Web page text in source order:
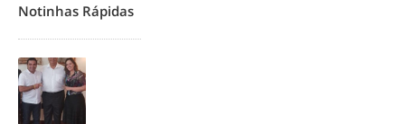
Notinhas Rápidas